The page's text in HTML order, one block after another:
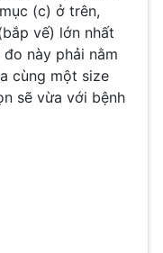
(c) ở trên,
vế) lớn nhất
này phải nằm
cùng một size
sẽ vừa với bệnh